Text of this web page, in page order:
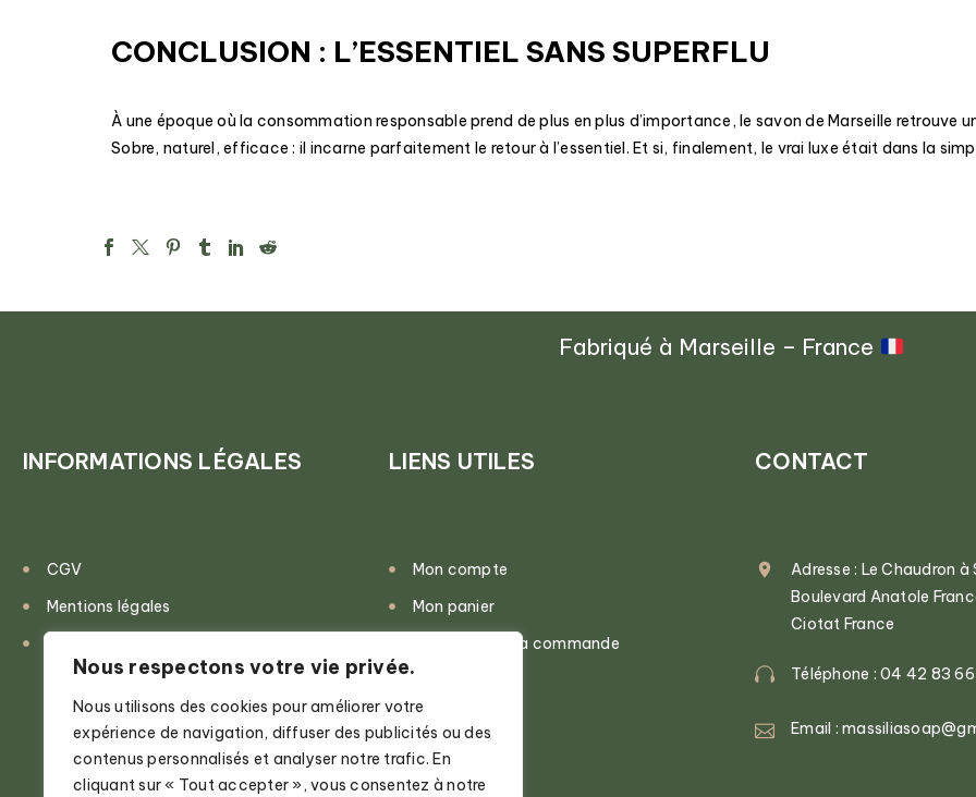
Nous respectons votre vie privée.
Nous utilisons des cookies pour améliorer votre
expérience de navigation, diffuser des publicités ou des
contenus personnalisés et analyser notre trafic. En
cliquant sur « Tout accepter », vous consentez à notre
CONCLUSION : L’ESSENTIEL SANS SUPERFLU
À une époque où la consommation responsable prend de plus en plus d’importance, le savon de Marseille retrouve
Sobre, naturel, efficace : il incarne parfaitement le retour à l’essentiel. Et si, finalement, le vrai luxe était dans la
Fabriqué à Marseille – France
INFORMATIONS LÉGALES
CGV
Mentions légales
LIENS UTILES
Mon compte
Mon panier
Validation de la commande
CONTACT
Adresse : Le Chaudron à
Boulevard Anatole
Ciotat France
Téléphone : 04 42 83 66
Email :